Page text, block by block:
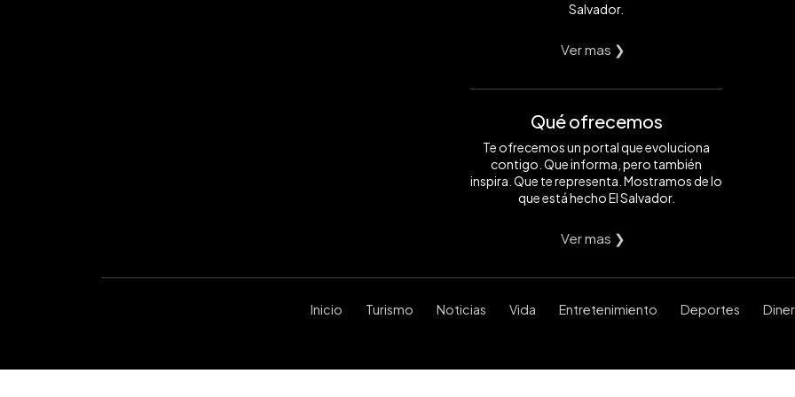
Salvador.
Ver mas ❯
Qué ofrecemos
Te ofrecemos un portal que evoluciona
contigo. Que informa, pero también
inspira. Que te representa. Mostramos de lo
que está hecho El Salvador.
Ver mas ❯
Inicio Turismo Noticias Vida Entretenimiento Deportes